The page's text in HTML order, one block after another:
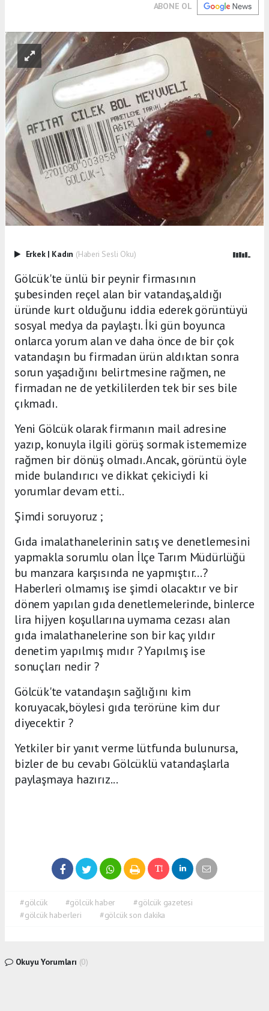
ABONE OL
Erkek | Kadın (Haberi Sesli Oku)
Gölcük'te ünlü bir peynir firmasının
şubesinden reçel alan bir vatandaş,aldığı
üründe kurt olduğunu iddia ederek görüntüyü
sosyal medya da paylaştı. İki gün boyunca
onlarca yorum alan ve daha önce de bir çok
vatandaşın bu firmadan ürün aldıktan sonra
sorun yaşadığını belirtmesine rağmen, ne
firmadan ne de yetkililerden tek bir ses bile
çıkmadı.
Yeni Gölcük olarak firmanın mail adresine
yazıp, konuyla ilgili görüş sormak istememize
rağmen bir dönüş olmadı. Ancak, görüntü öyle
mide bulandırıcı ve dikkat çekiciydi ki
yorumlar devam etti..
Şimdi soruyoruz ;
Gıda imalathanelerinin satış ve denetlemesini
yapmakla sorumlu olan İlçe Tarım Müdürlüğü
bu manzara karşısında ne yapmıştır...?
Haberleri olmamış ise şimdi olacaktır ve bir
dönem yapılan gıda denetlemelerinde, binlerce
lira hijyen koşullarına uymama cezası alan
gıda imalathanelerine son bir kaç yıldır
denetim yapılmış mıdır ? Yapılmış ise
sonuçları nedir ?
Gölcük'te vatandaşın sağlığını kim
koruyacak,böylesi gıda terörüne kim dur
diyecektir ?
Yetkiler bir yanıt verme lütfunda bulunursa,
bizler de bu cevabı Gölcüklü vatandaşlarla
paylaşmaya hazırız...
#gölcük #gölcük haber
#gölcük gazetesi
#gölcük haberleri
#gölcük son dakika
Okuyu Yorumları (0)